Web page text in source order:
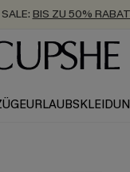
BIS ZU 50%
BIS ZU -20% EXTRA
VERSAND AB 89 €